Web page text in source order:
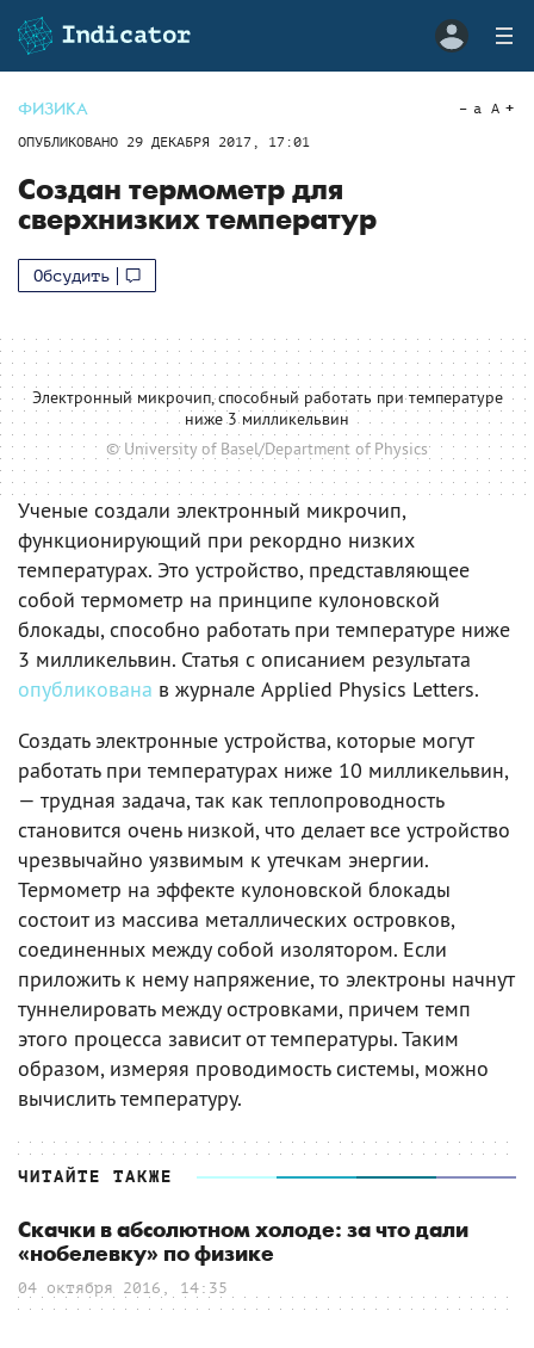
ФИЗИКА
ОПУБЛИКОВАНО 29 ДЕКАБРЯ 2017, 17:01
a A
Создан термометр для
сверхнизких температур
Обсудить
Электронный микрочип, способный работать при температуре
ниже 3 милликельвин
© University of Basel/Department of Physics
Ученые создали электронный микрочип,
функционирующий при рекордно низких
температурах. Это устройство, представляющее
собой термометр на принципе кулоновской
блокады, способно работать при температуре ниже
3 милликельвин. Статья с описанием результата
опубликована в журнале Applied Physics Letters.
Создать электронные устройства, которые могут
работать при температурах ниже 10 милликельвин,
— трудная задача, так как теплопроводность
становится очень низкой, что делает все устройство
чрезвычайно уязвимым к утечкам энергии.
Термометр на эффекте кулоновской блокады
состоит из массива металлических островков,
соединенных между собой изолятором. Если
приложить к нему напряжение, то электроны начнут
туннелировать между островками, причем темп
этого процесса зависит от температуры. Таким
образом, измеряя проводимость системы, можно
вычислить температуру.
ЧИТАЙТЕ ТАКЖЕ
Скачки в абсолютном холоде: за что дали
«нобелевку» по физике
04 октября 2016, 14:35